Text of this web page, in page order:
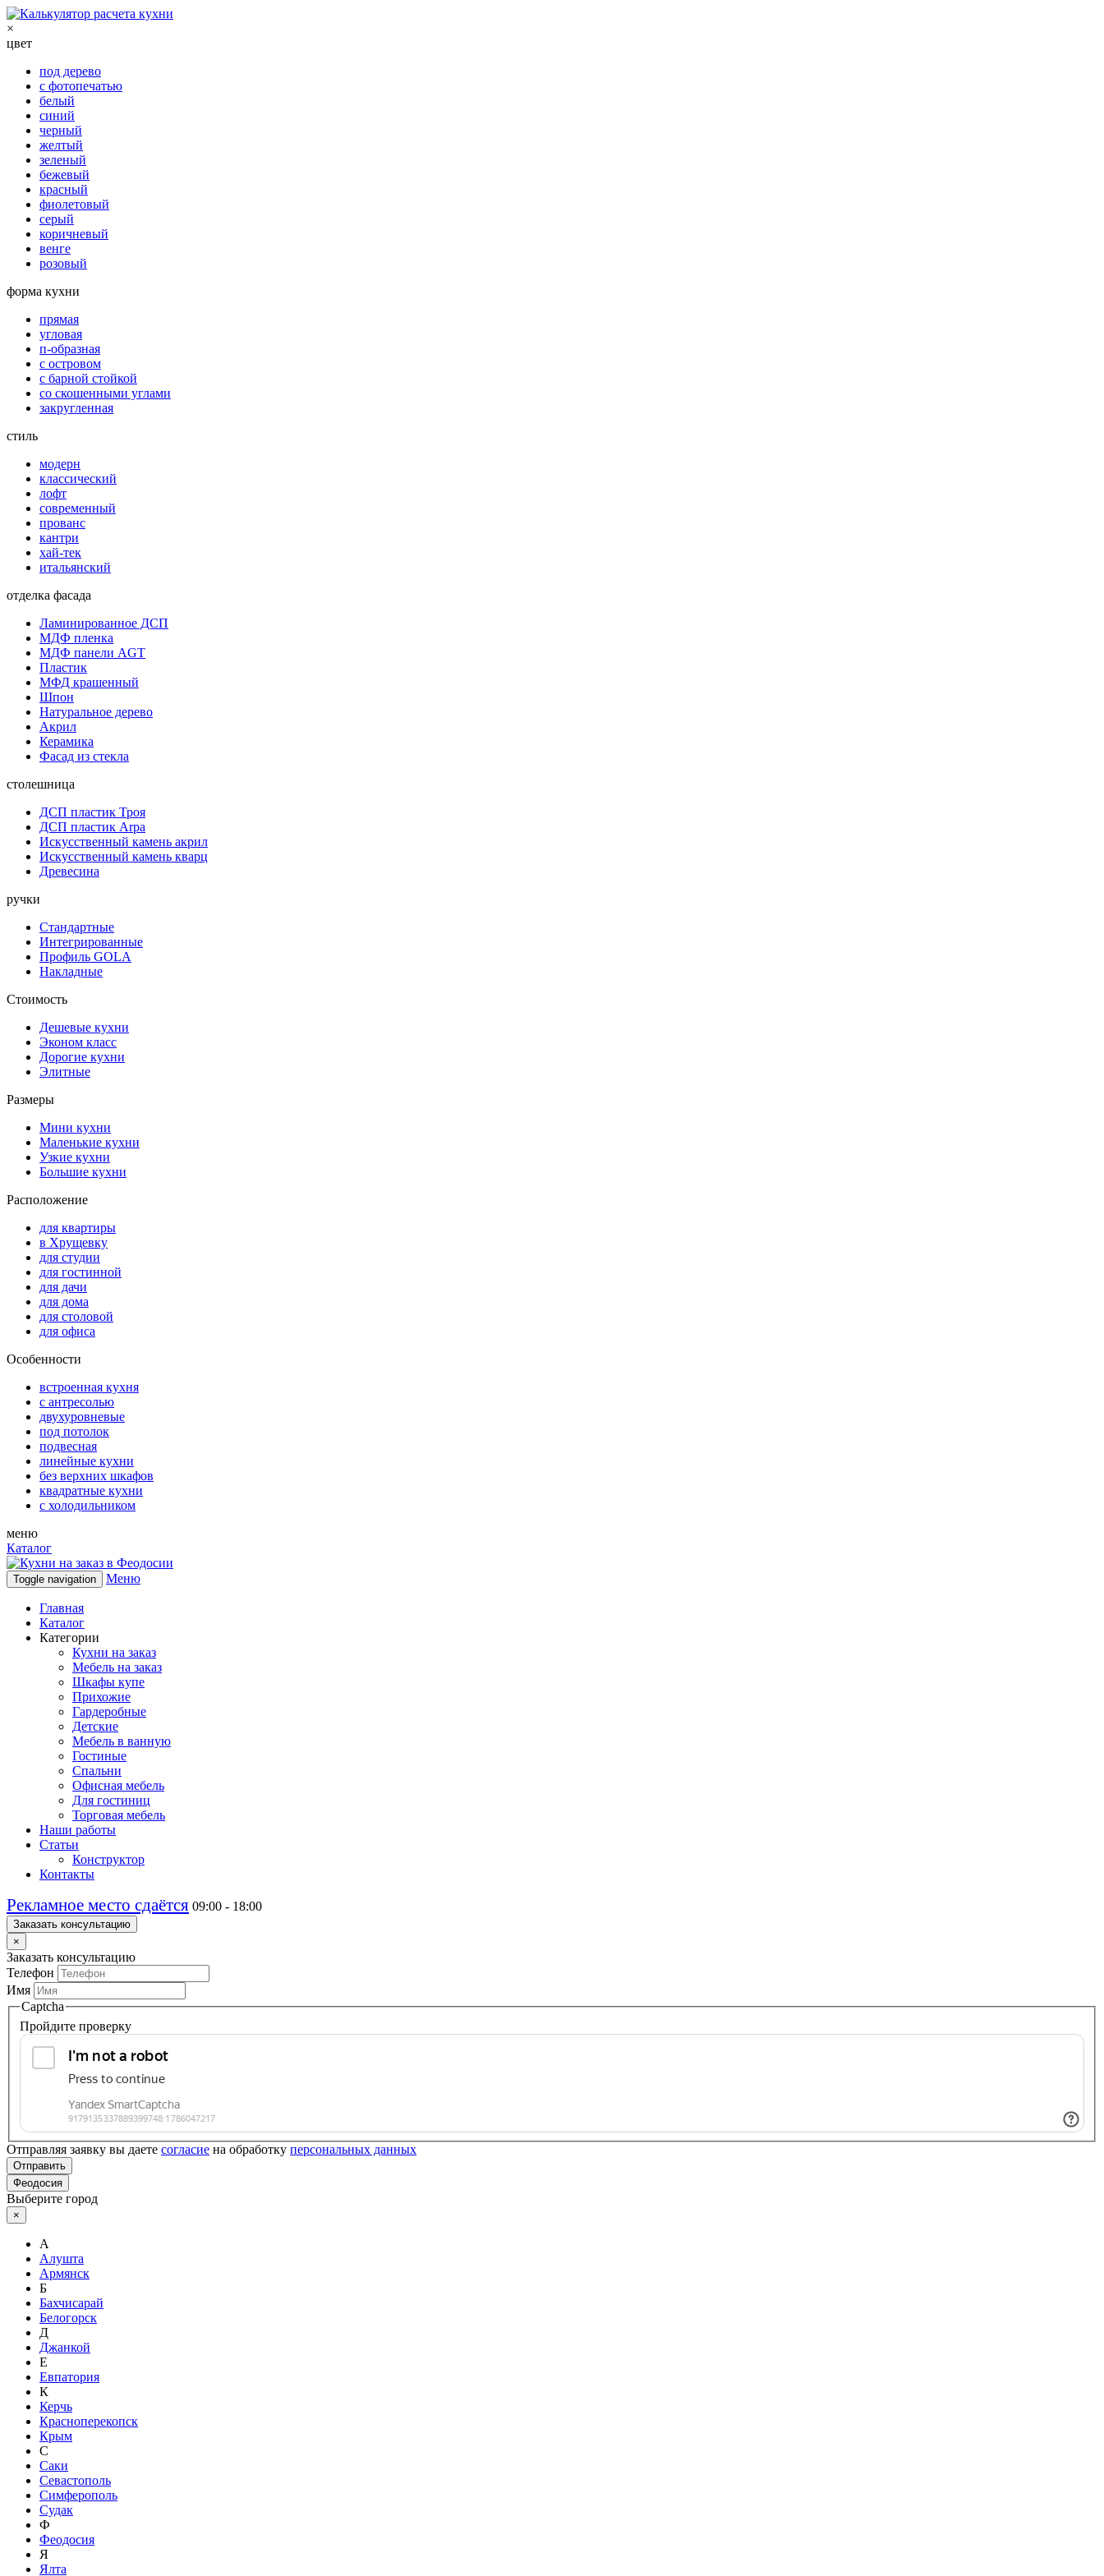
×
цвет
под дерево
с фотопечатью
белый
синий
черный
желтый
зеленый
бежевый
красный
фиолетовый
серый
коричневый
венге
розовый
форма кухни
прямая
угловая
п-образная
с островом
с барной стойкой
со скошенными углами
закругленная
стиль
модерн
классический
лофт
современный
прованс
кантри
хай-тек
итальянский
отделка фасада
Ламинированное ДСП
МДФ пленка
МДФ панели AGT
Пластик
МФД крашенный
Шпон
Натуральное дерево
Акрил
Керамика
Фасад из стекла
столешница
ДСП пластик Троя
ДСП пластик Arpa
Искусственный камень акрил
Искусственный камень кварц
Древесина
ручки
Стандартные
Интегрированные
Профиль GOLA
Накладные
Стоимость
Дешевые кухни
Эконом класс
Дорогие кухни
Элитные
Размеры
Мини кухни
Маленькие кухни
Узкие кухни
Большие кухни
Расположение
для квартиры
в Хрущевку
для студии
для гостинной
для дачи
для дома
для столовой
для офиса
Особенности
встроенная кухня
с антресолью
двухуровневые
под потолок
подвесная
линейные кухни
без верхних шкафов
квадратные кухни
с холодильником
меню
Каталог
Toggle navigation Меню
Главная
Каталог
Категории
Кухни на заказ
Мебель на заказ
Шкафы купе
Прихожие
Гардеробные
Детские
Мебель в ванную
Гостиные
Спальни
Офисная мебель
Для гостиниц
Торговая мебель
Наши работы
Статьи
Конструктор
Контакты
Рекламное место сдаётся 09:00 - 18:00
Заказать консультацию
×
Заказать консультацию
Телефон
Имя
Captcha
Пройдите проверку
Отправляя заявку вы даете согласие на обработку персональных данных
Отправить
Феодосия
Выберите город
×
А
Алушта
Армянск
Б
Бахчисарай
Белогорск
Д
Джанкой
Е
Евпатория
К
Керчь
Красноперекопск
Крым
С
Саки
Севастополь
Симферополь
Судак
Ф
Феодосия
Я
Ялта